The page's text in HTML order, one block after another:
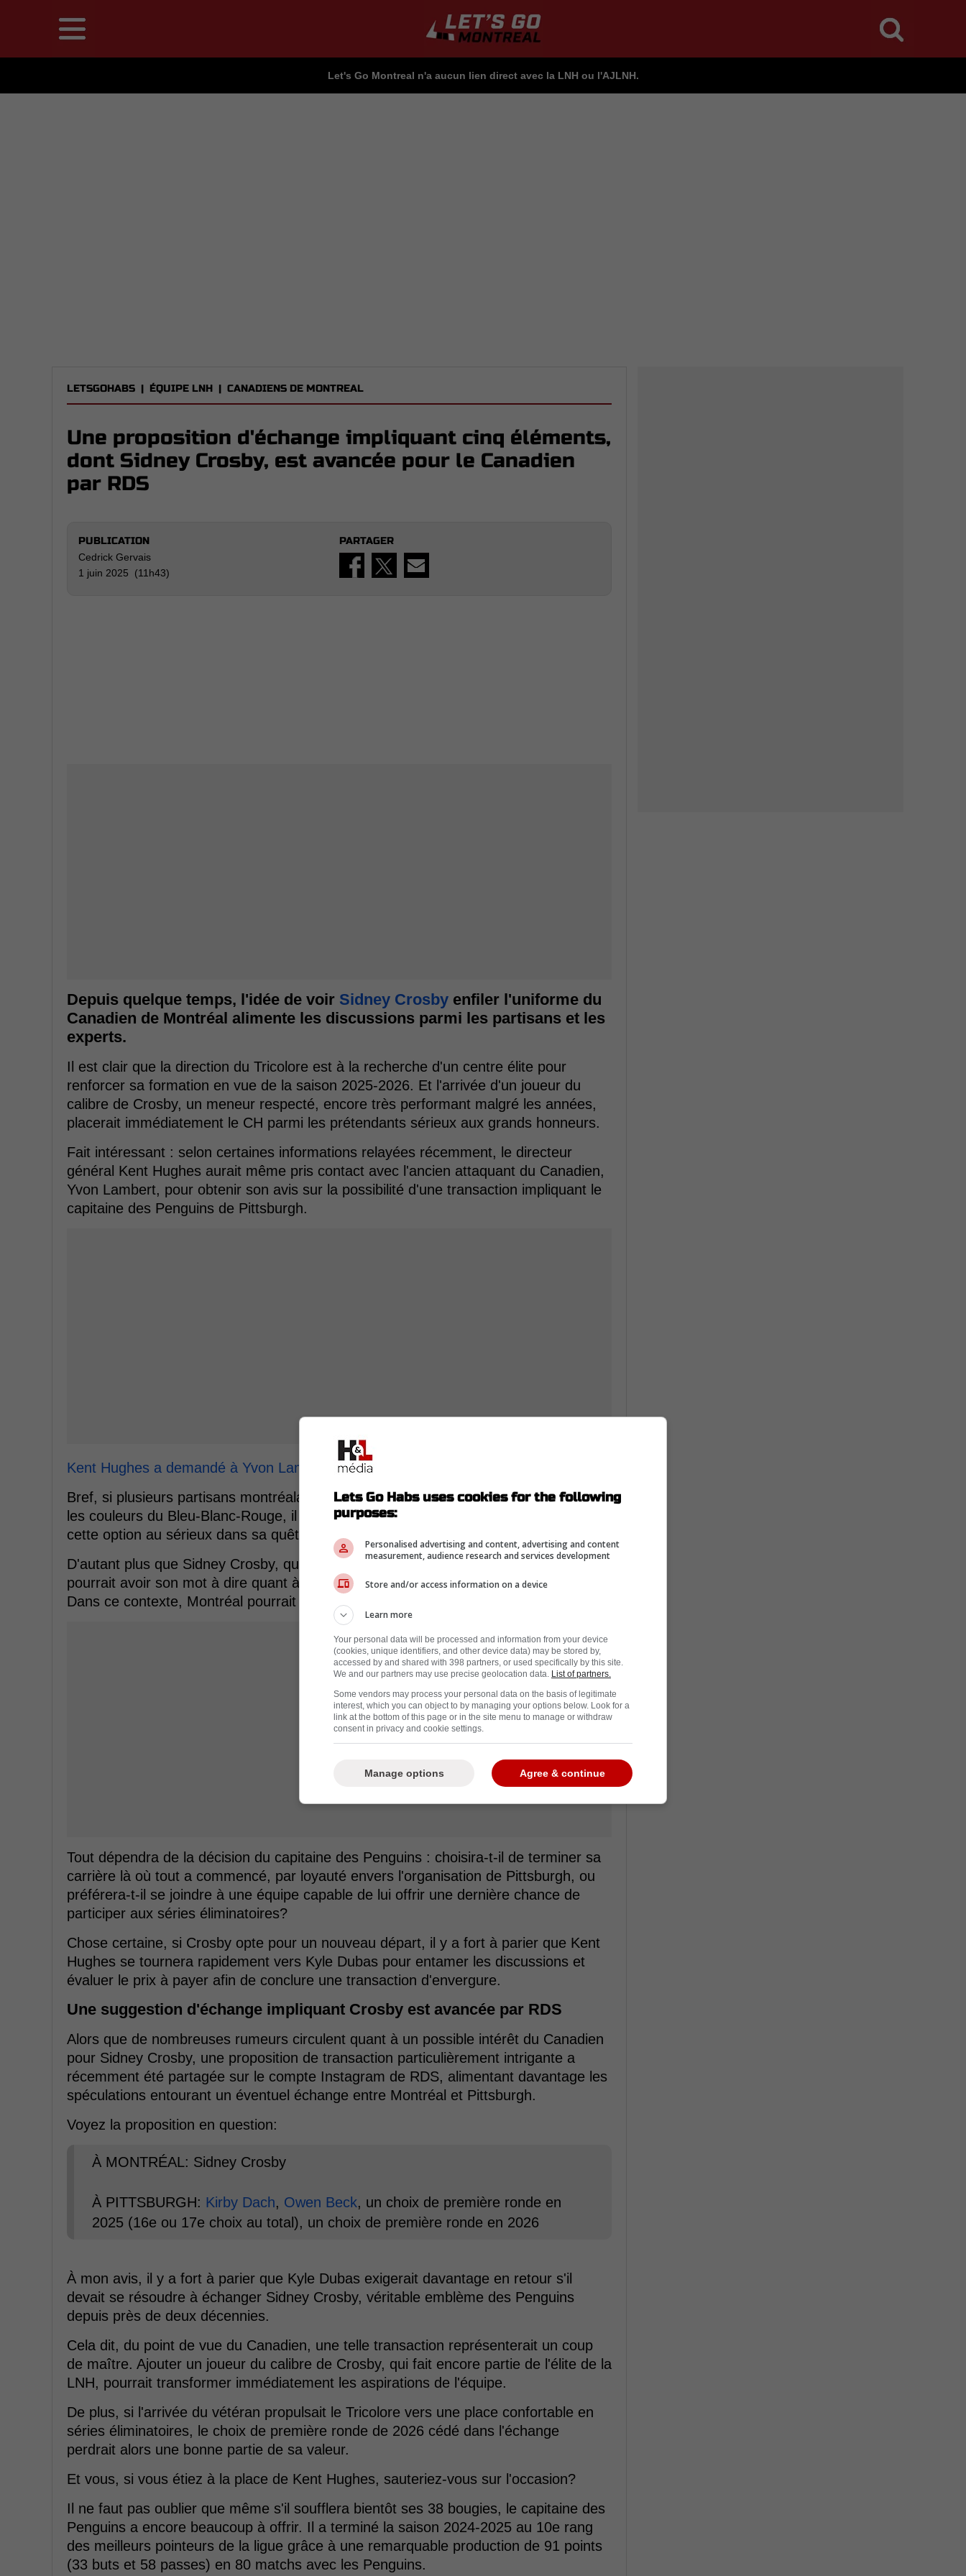
Let's Go Montreal n'a aucun lien direct avec la LNH ou l'AJLNH.
LETSGOHABS | ÉQUIPE LNH | CANADIENS DE MONTREAL
Une proposition d'échange impliquant cinq éléments,
dont Sidney Crosby, est avancée pour le Canadien
par RDS
PUBLICATION
Cedrick Gervais
1 juin 2025 (11h43)
PARTAGER
Depuis quelque temps, l'idée de voir Sidney Crosby enfiler l'uniforme du
Canadien de Montréal alimente les discussions parmi les partisans et les
experts.
Il est clair que la direction du Tricolore est à la recherche d'un centre élite pour
renforcer sa formation en vue de la saison 2025-2026. Et l'arrivée d'un joueur du
calibre de Crosby, un meneur respecté, encore très performant malgré les années,
placerait immédiatement le CH parmi les prétendants sérieux aux grands honneurs.
Fait intéressant : selon certaines informations relayées récemment, le directeur
général Kent Hughes aurait même pris contact avec l'ancien attaquant du Canadien,
Yvon Lambert, pour obtenir son avis sur la possibilité d'une transaction impliquant le
capitaine des Penguins de Pittsburgh.
Kent Hughes a demandé à Yvon Lambert s'il devait aller chercher Sidney Crosby
Bref, si plusieurs partisans montréalais rêvent de voir le légendaire numéro 87 porter
les couleurs du Bleu-Blanc-Rouge, il semble que la direction du CH prenne elle aussi
cette option au sérieux dans sa quête pour solidifier le top-6 de Martin St-Louis.
D'autant plus que Sidney Crosby, qui était partisan du CH durant sa jeunesse,
pourrait avoir son mot à dire quant à sa prochaine destination advenant un échange.
Dans ce contexte, Montréal pourrait bien s'imposer comme une option crédible.
Tout dépendra de la décision du capitaine des Penguins : choisira-t-il de terminer sa
carrière là où tout a commencé, par loyauté envers l'organisation de Pittsburgh, ou
préférera-t-il se joindre à une équipe capable de lui offrir une dernière chance de
participer aux séries éliminatoires?
Chose certaine, si Crosby opte pour un nouveau départ, il y a fort à parier que Kent
Hughes se tournera rapidement vers Kyle Dubas pour entamer les discussions et
évaluer le prix à payer afin de conclure une transaction d'envergure.
Une suggestion d'échange impliquant Crosby est avancée par RDS
Alors que de nombreuses rumeurs circulent quant à un possible intérêt du Canadien
pour Sidney Crosby, une proposition de transaction particulièrement intrigante a
récemment été partagée sur le compte Instagram de RDS, alimentant davantage les
spéculations entourant un éventuel échange entre Montréal et Pittsburgh.
Voyez la proposition en question:
À MONTRÉAL: Sidney Crosby
À PITTSBURGH: Kirby Dach, Owen Beck, un choix de première ronde en
2025 (16e ou 17e choix au total), un choix de première ronde en 2026
À mon avis, il y a fort à parier que Kyle Dubas exigerait davantage en retour s'il
devait se résoudre à échanger Sidney Crosby, véritable emblème des Penguins
depuis près de deux décennies.
Cela dit, du point de vue du Canadien, une telle transaction représenterait un coup
de maître. Ajouter un joueur du calibre de Crosby, qui fait encore partie de l'élite de la
LNH, pourrait transformer immédiatement les aspirations de l'équipe.
De plus, si l'arrivée du vétéran propulsait le Tricolore vers une place confortable en
séries éliminatoires, le choix de première ronde de 2026 cédé dans l'échange
perdrait alors une bonne partie de sa valeur.
Et vous, si vous étiez à la place de Kent Hughes, sauteriez-vous sur l'occasion?
Il ne faut pas oublier que même s'il soufflera bientôt ses 38 bougies, le capitaine des
Penguins a encore beaucoup à offrir. Il a terminé la saison 2024-2025 au 10e rang
des meilleurs pointeurs de la ligue grâce à une remarquable production de 91 points
(33 buts et 58 passes) en 80 matchs avec les Penguins.
Lets Go Habs uses cookies for the following
purposes:
Personalised advertising and content, advertising and content
measurement, audience research and services development
Store and/or access information on a device
Learn more
Your personal data will be processed and information from your device
(cookies, unique identifiers, and other device data) may be stored by,
accessed by and shared with 398 partners, or used specifically by this site.
We and our partners may use precise geolocation data. List of partners.
Some vendors may process your personal data on the basis of legitimate
interest, which you can object to by managing your options below. Look for a
link at the bottom of this page or in the site menu to manage or withdraw
consent in privacy and cookie settings.
Agree & continue
Manage options